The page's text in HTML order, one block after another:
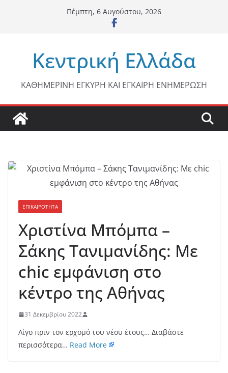
Πέμπτη, 6 Αυγούστου, 2026
Κεντρική Ελλάδα
ΚΑΘΗΜΕΡΙΝΗ ΕΓΚΥΡΗ ΚΑΙ ΕΓΚΑΙΡΗ ΕΝΗΜΕΡΩΣΗ
ΕΠΙΚΑΙΡΟΤΗΤΑ
Χριστίνα Μπόμπα –
Σάκης Τανιμανίδης: Με
chic εμφάνιση στο
κέντρο της Αθήνας
31 Δεκεμβρίου 2022
Λίγο πριν τον ερχομό του νέου έτους… Διαβάστε
περισσότερα… Read More